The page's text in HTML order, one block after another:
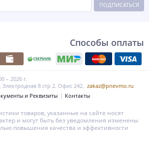
ПОДПИСАТЬСЯ
Способы оплаты
– 2026 г.
8 стр 2. Офис 242. zakaz@pnevmo.ru
и Реквизиты Контакты
товаров, указанные на сайте носят
и могут быть без уведомления изменены
повышения качества и эффективности